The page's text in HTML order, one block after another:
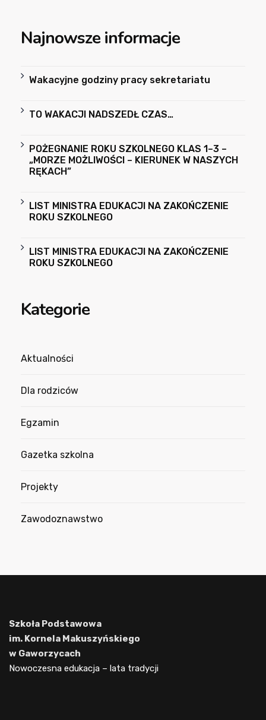
Najnowsze informacje
Wakacyjne godziny pracy sekretariatu
TO WAKACJI NADSZEDŁ CZAS…
POŻEGNANIE ROKU SZKOLNEGO KLAS 1–3 –
„MORZE MOŻLIWOŚCI – KIERUNEK W NASZYCH
RĘKACH”
LIST MINISTRA EDUKACJI NA ZAKOŃCZENIE
ROKU SZKOLNEGO
LIST MINISTRA EDUKACJI NA ZAKOŃCZENIE
ROKU SZKOLNEGO
Kategorie
Aktualności
Dla rodziców
Egzamin
Gazetka szkolna
Projekty
Zawodoznawstwo
Szkoła Podstawowa
im. Kornela Makuszyńskiego
w Gaworzycach
Nowoczesna edukacja – lata tradycji